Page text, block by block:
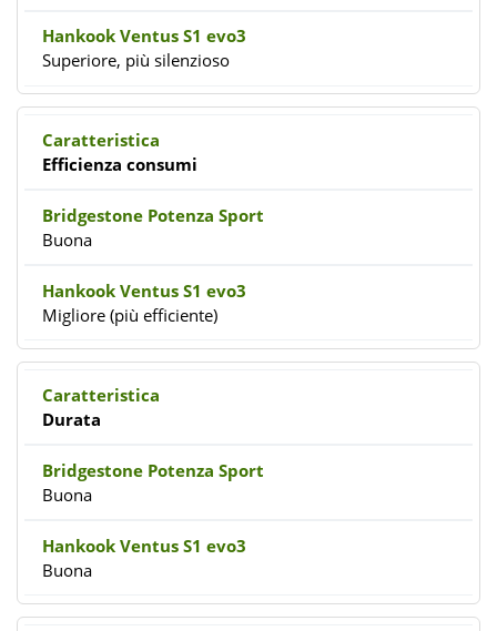
Superiore, più silenzioso
Efficienza consumi
Buona
Migliore (più efficiente)
Durata
Buona
Buona